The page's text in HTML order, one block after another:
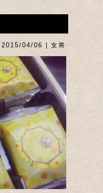
2015/04/06 | 女将